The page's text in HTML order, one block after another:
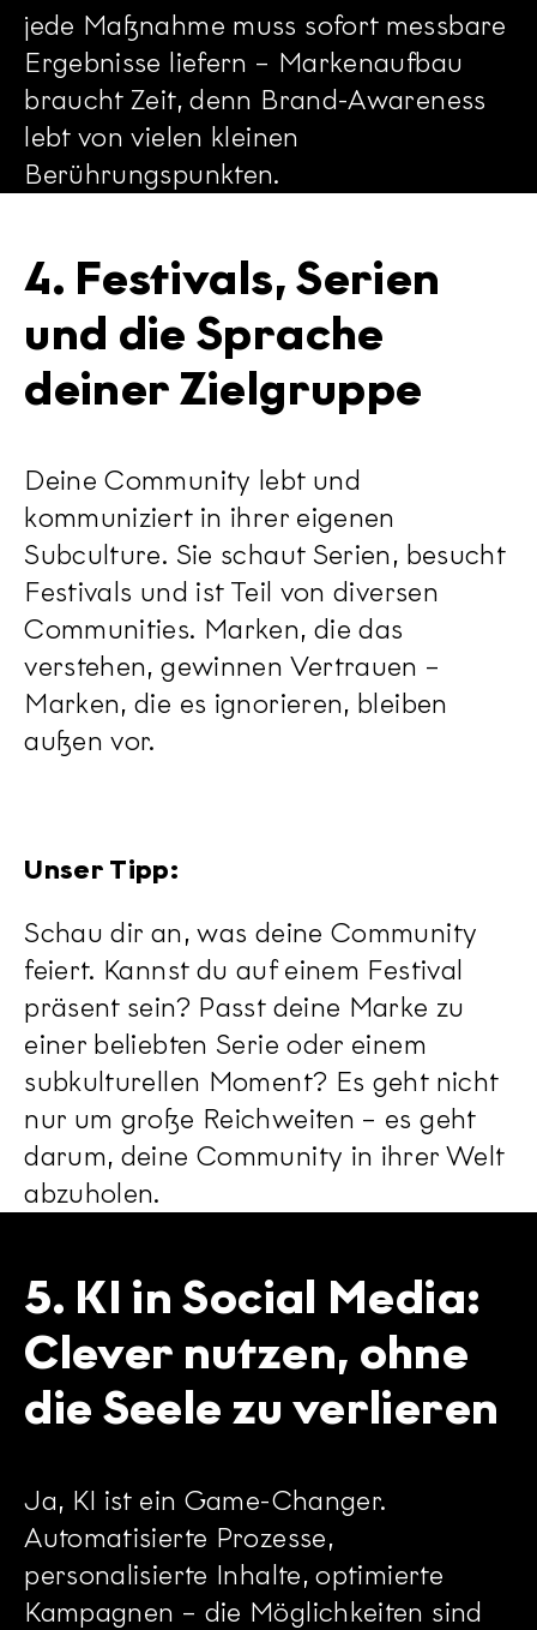
jede Maßnahme muss sofort messbare
Ergebnisse liefern – Markenaufbau
braucht Zeit, denn Brand-Awareness
lebt von vielen kleinen
Berührungspunkten.
4. Festivals, Serien
und die Sprache
deiner Zielgruppe
Deine Community lebt und
kommuniziert in ihrer eigenen
Subculture. Sie schaut Serien, besucht
Festivals und ist Teil von diversen
Communities. Marken, die das
verstehen, gewinnen Vertrauen –
Marken, die es ignorieren, bleiben
außen vor.
Unser Tipp:
Schau dir an, was deine Community
feiert. Kannst du auf einem Festival
präsent sein? Passt deine Marke zu
einer beliebten Serie oder einem
subkulturellen Moment? Es geht nicht
nur um große Reichweiten – es geht
darum, deine Community in ihrer Welt
abzuholen.
5. KI in Social Media:
Clever nutzen, ohne
die Seele zu verlieren
Ja, KI ist ein Game-Changer.
Automatisierte Prozesse,
personalisierte Inhalte, optimierte
Kampagnen – die Möglichkeiten sind